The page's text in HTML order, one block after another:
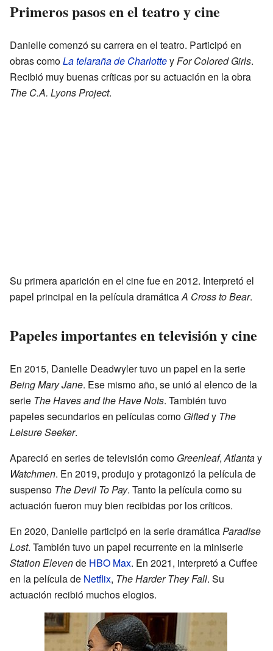
Primeros pasos en el teatro y cine
Danielle comenzó su carrera en el teatro. Participó en
obras comoLa telaraña de CharlotteyFor Colored Girls.
Recibió muy buenas críticas por su actuación en la obra
The C.A. Lyons Project.
Su primera aparición en el cine fue en 2012. Interpretó el
papel principal en la película dramáticaA Cross to Bear.
Papeles importantes en televisión y cine
En 2015, Danielle Deadwyler tuvo un papel en la serie
Being Mary Jane. Ese mismo año, se unió al elenco de la
serie The Haves and the Have Nots. También tuvo
papeles secundarios en películas como Giftedy The
Leisure Seeker.
Apareció en series de televisión como Greenleaf,Atlantay
Watchmen. En 2019, produjo y protagonizó la película de
suspenso The Devil To Pay. Tanto la película como su
actuación fueron muy bien recibidas por los críticos.
En 2020, Danielle participó en la serie dramáticaParadise
Lost. También tuvo un papel recurrente en la miniserie
Station Elevende HBO Max. En 2021, interpretó a Cuffee
en la película de Netflix, The Harder They Fall. Su
actuación recibió muchos elogios.